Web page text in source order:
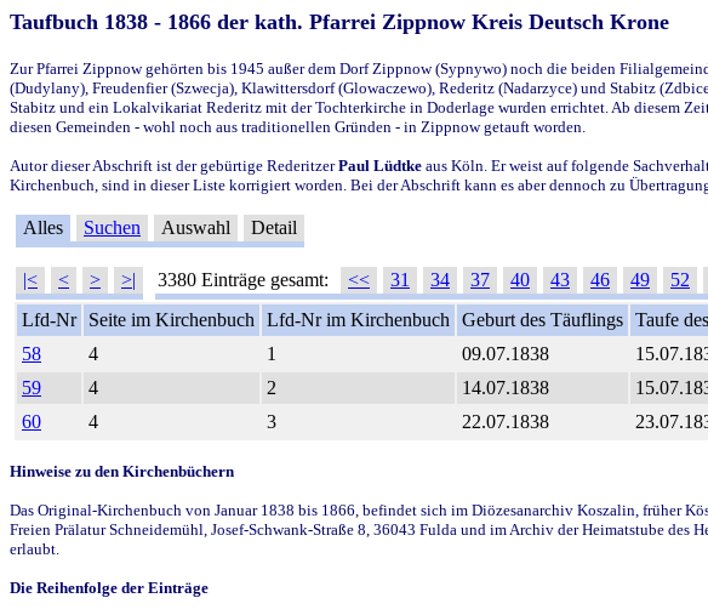
Taufbuch 1838 - 1866 der kath. Pfarrei Zippnow Kreis Deutsch Krone
Zur Pfarrei Zippnow gehörten bis 1945 außer dem Dorf Zippnow (Sypnywo) noch die beiden
(Dudylany), Freudenfier (Szwecja), Klawittersdorf (Glowaczewo), Rederitz (Nadarzyce) und Stabitz
Stabitz und ein Lokalvikariat Rederitz mit der Tochterkirche in Doderlage wurden errichtet. Ab diesem
diesen Gemeinden - wohl noch aus traditionellen Gründen - in Zippnow getauft worden.
Autor dieser Abschrift ist der gebürtige RederitzerPaul Lüdtke aus Köln. Er weist auf folgende
Kirchenbuch, sind in dieser Liste korrigiert worden. Bei der Abschrift kann es aber dennoch zu
Alles Suchen Auswahl Detail
|< < > >| 3380 Einträge gesamt: << 31 34 37 40 43 46 49 52
Lfd-Nr
Seite im Kirchenbuch Lfd-Nr im Kirchenbuch Geburt des Täuflings Taufe
58
4 1 09.07.1838
59
4 2 14.07.1838
60
4 3 22.07.1838
Hinweise zu den Kirchenbüchern
Das Original-Kirchenbuch von Januar 1838 bis 1866, befindet sich im Diözesanarchiv Koszalin, früher
Freien Prälatur Schneidemühl, Josef-Schwank-Straße 8, 36043 Fulda und im Archiv der Heimatstube
erlaubt.
Die Reihenfolge der Einträge